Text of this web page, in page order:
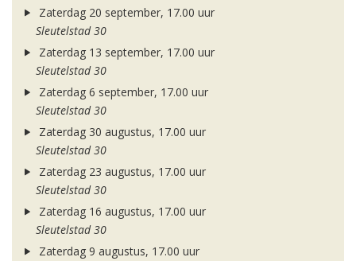
Zaterdag 20 september, 17.00 uur
Sleutelstad 30
Zaterdag 13 september, 17.00 uur
Sleutelstad 30
Zaterdag 6 september, 17.00 uur
Sleutelstad 30
Zaterdag 30 augustus, 17.00 uur
Sleutelstad 30
Zaterdag 23 augustus, 17.00 uur
Sleutelstad 30
Zaterdag 16 augustus, 17.00 uur
Sleutelstad 30
Zaterdag 9 augustus, 17.00 uur